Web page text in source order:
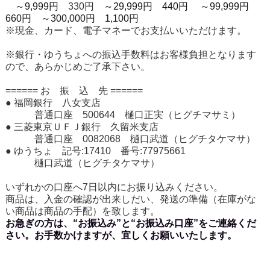
～9,999円 330円 ～29,999円 440円
～99,999円
660円
～300,000円 1,100円
※現金、カード、電子マネーでお支払いいただけます。
※銀行・ゆうちょへの振込手数料はお客様負担となります
ので、あらかじめご了承下さい。
====== お 振 込 先 ======
● 福岡銀行 八女支店
普通口座 500644 樋口正実（ヒグチマサミ）
● 三菱東京ＵＦＪ銀行 久留米支店
普通口座 0082068 樋口武道（ヒグチタケマサ）
● ゆうちょ 記号:17410 番号:77975661
樋口武道（ヒグチタケマサ）
いずれかの口座へ7日以内にお振り込みください。
商品は、入金の確認が出来しだい、発送の準備（在庫がな
い商品は商品の手配）を致します。
お急ぎの方は、“お振込み”と“お振込み口座”をご連絡くだ
さい。お手数かけますが、宜しくお願いいたします。